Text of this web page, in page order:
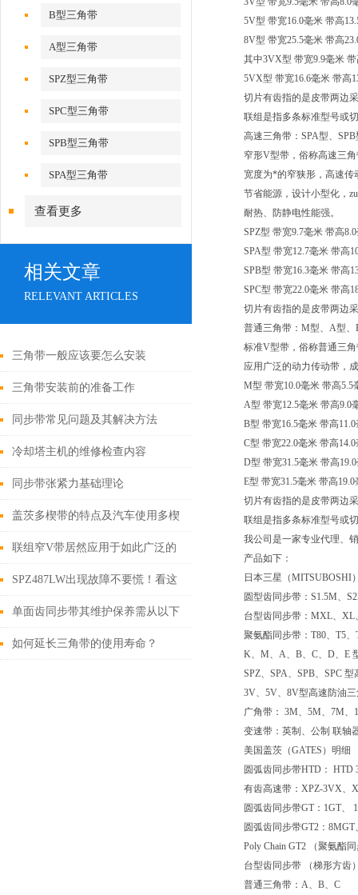
B型三角带
A型三角带
SPZ型三角带
SPC型三角带
SPB型三角带
SPA型三角带
查看更多
相关文章
RELEVANT ARTICLES
三角带一般应该要怎么安装
三角带安装前的准备工作
同步带常见问题及其解决方法
冷却塔主机的维修检查内容
同步带张紧力基础理论
盖茨多楔带的特点及汽车使用多楔
带的*性
联组窄V带居然应用于如此广泛的
领域
SPZ487LW出现故障不要慌！看这
里
单面齿同步带其维护保养需从以下
要点入手
如何延长三角带的使用寿命？
5V型 带宽16.0毫米 带高
8V型 带宽25.5毫米 带高
其中3VX型 带宽9.9毫米
5VX型 带宽16.6毫米 带高
切片有齿指的是皮带两边
联组是指多条标准型号或
高速三角带：SPA型、
窄形V型带，俗称高速三
宽度为*的窄狭形，高速传
节省能源，设计小型化，
耐热、防静电性能强。
SPZ型 带宽9.7毫米 带高
SPA型 带宽12.7毫米 带高
SPB型 带宽16.3毫米 带高
SPC型 带宽22.0毫米 带高
切片有齿指的是皮带两边
普通三角带：M型、A型
标准V型带，俗称普通三
应用广泛的动力传动带，
M型 带宽10.0毫米 带高
A型 带宽12.5毫米 带高
B型 带宽16.5毫米 带高
C型 带宽22.0毫米 带高
D型 带宽31.5毫米 带高
E型 带宽31.5毫米 带高
切片有齿指的是皮带两边
联组是指多条标准型号或
我公司是一家专业代理、
产品如下：
日本三星（MITSUBOSHI
圆型齿同步带：S1.5M、
台型齿同步带：MXL、
聚氨酯同步带：T80、T5
K、M、A、B、C、D、E
SPZ、SPA、SPB、SPC
3V、5V、8V型高速防油
广角带： 3M、5M、7M、
变速带：英制、公制 联轴
美国盖茨（GATES）明细
圆弧齿同步带HTD：
有齿高速带：XPZ-3VX、
圆弧齿同步带GT：1GT、
圆弧齿同步带GT2：
Poly Chain GT2 （聚氨酯
台型齿同步带 （梯形方
普通三角带：A、B、C